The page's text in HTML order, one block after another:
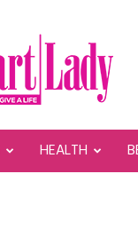
HEALTH